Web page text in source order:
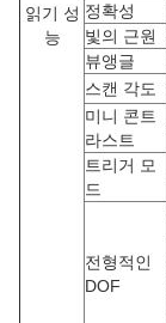
읽기 성
능
정확성
빛의 근원
뷰앵글
스캔 각도
미니 콘트
라스트
트리거 모
드
전형적인
DOF